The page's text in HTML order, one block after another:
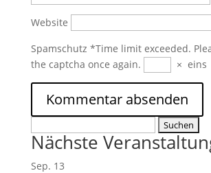
Website
Spamschutz *Time limit exceeded.
the captcha once again.
× eins
nach:
Nächste
Sep. 13